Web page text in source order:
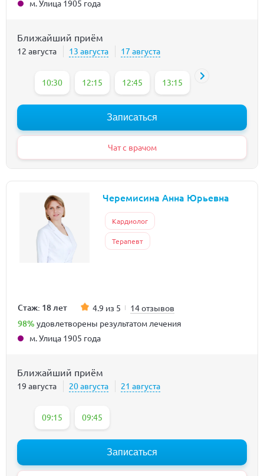
м. Улица 1905 года
Ближайший приём
12 августа 13 августа 17 августа
10:30 12:15 12:45 13:15 15:45
Записаться
Чат с врачом
Черемисина Анна Юрьевна
Кардиолог
Терапевт
Стаж: 18 лет 4.9 из 5 14 отзывов
98% удовлетворены результатом лечения
м. Улица 1905 года
Ближайший приём
19 августа 20 августа 21 августа
09:15 09:45
Записаться